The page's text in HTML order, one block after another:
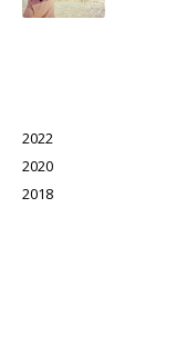
2022
2020
2018